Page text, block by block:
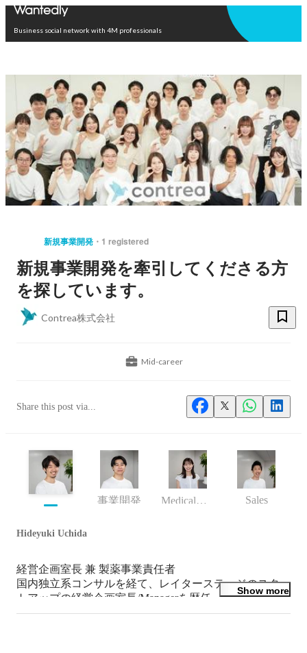
Business social network with 4M professionals
新規事業開発 1 registered
新規事業開発を牽引してくださる方
を探しています。
Contrea株式会社
Mid-career
Share this post via...
事業開発 Medicalチーム・マネージャー Sales
Hideyuki Uchida
経営企画室長 兼 製薬事業責任者
国内独立系コンサルを経て、レイターステージのスター
トアップの経営企画室長/Managerを歴任。2024年にコン
トレアにジョインし、経営企画室長としてバックオフィ
Show more